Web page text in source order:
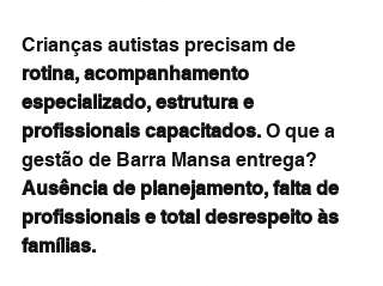
Crianças autistas precisam de
rotina, acompanhamento
especializado, estrutura e
profissionais capacitados. O que a
gestão de Barra Mansa entrega?
Ausência de planejamento, falta de
profissionais e total desrespeito às
famílias.